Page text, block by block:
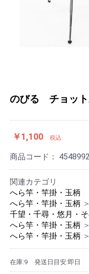
のびる チョッ
￥1,100 税込
商品コード：
関連カテゴリ
へら竿・竿掛・玉柄
へら竿・竿掛・玉柄 ＞
千望・千尋・悠月・
へら竿・竿掛・玉柄 ＞
へら竿・竿掛・玉柄 ＞
在庫:9 発送日目安:即日